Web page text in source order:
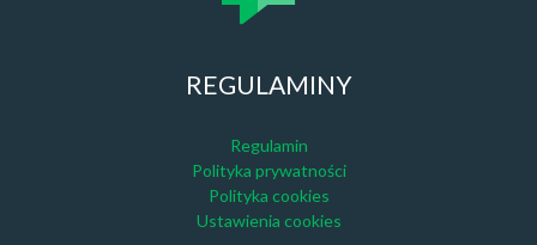
REGULAMINY
Regulamin
Polityka prywatności
Polityka cookies
Ustawienia cookies